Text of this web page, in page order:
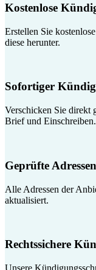
Kostenlose
Erstellen Sie
diese herunter.
Sofortiger
Verschicken Sie direkt
Brief und Einschreiben.
Geprüfte Adressen
Alle Adressen der
aktualisiert.
Rechtssichere
Unsere